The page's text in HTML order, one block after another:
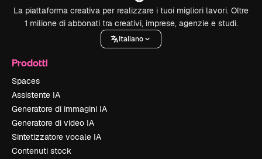
La piattaforma creativa per realizzare i tuoi migliori lavori. Oltre
1 milione di abbonati tra creativi, imprese, agenzie e studi.
Italiano
Prodotti
Spaces
Assistente IA
Generatore di immagini IA
Generatore di video IA
Sintetizzatore vocale IA
Contenuti stock